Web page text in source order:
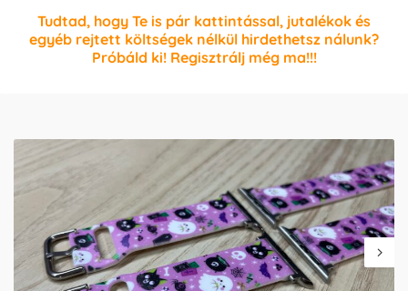
Tudtad, hogy Te is pár kattintással, jutalékok és
egyéb rejtett költségek nélkül hirdethetsz nálunk?
Próbáld ki! Regisztrálj még ma!!!